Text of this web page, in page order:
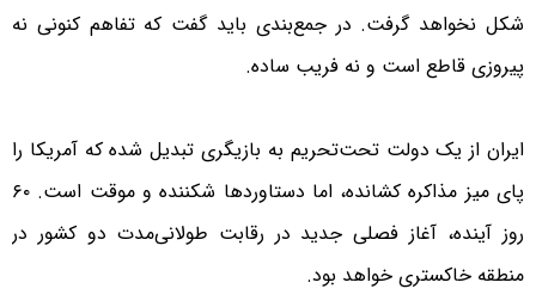
شکل نخواهد گرفت. در جمع‌بندی باید گفت که تفاهم کنونی نه
پیروزی قاطع است و نه فریب ساده.
ایران از یک دولت تحت‌تحریم به بازیگری تبدیل شده که آمریکا را
پای میز مذاکره کشانده، اما دستاوردها شکننده و موقت است. ۶۰
روز آینده، آغاز فصلی جدید در رقابت طولانی‌مدت دو کشور در
منطقه خاکستری خواهد بود.